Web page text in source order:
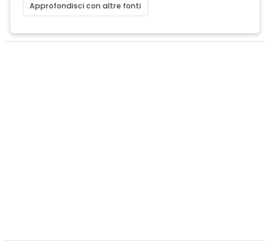
Approfondisci con altre fonti